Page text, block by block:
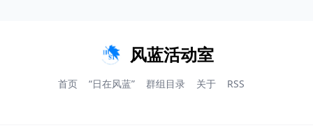
风蓝活动室
首页 “日在风蓝” 群组目录 关于 RSS